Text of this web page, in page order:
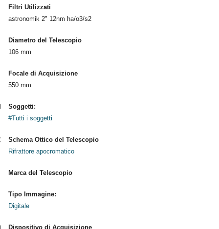
Filtri Utilizzati
astronomik 2" 12nm ha/o3/s2
Diametro del Telescopio
106 mm
Focale di Acquisizione
550 mm
Soggetti:
#Tutti i soggetti
Schema Ottico del Telescopio
Rifrattore apocromatico
Marca del Telescopio
Tipo Immagine:
Digitale
Dispositivo di Acquisizione